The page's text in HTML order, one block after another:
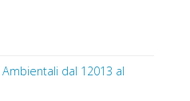
dal 12013 al